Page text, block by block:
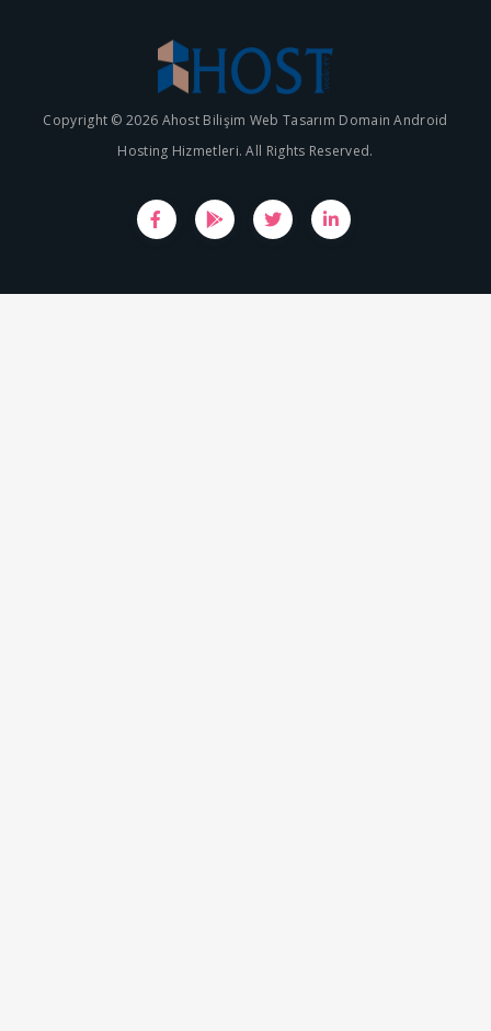
Copyright © 2026 Ahost Bilişim Web Tasarım Domain Android
Hosting Hizmetleri. All Rights Reserved.